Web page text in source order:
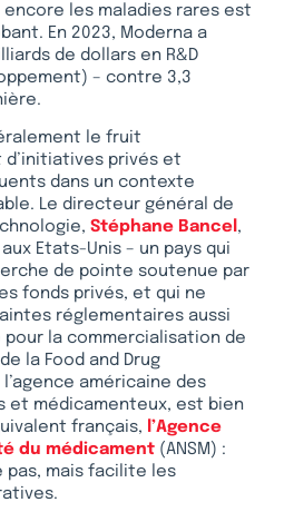
les maladies rares est
En 2023, Moderna a
de dollars en R&D
– contre 3,3
le fruit
d’initiatives privés et
dans un contexte
Le directeur général de
Stéphane Bancel,
Etats-Unis – un pays qui
de pointe soutenue par
fonds privés, et qui ne
réglementaires aussi
pour la commercialisation de
la Food and Drug
américaine des
et médicamenteux, est bien
français, l’Agence
du médicament (ANSM) :
pas, mais facilite les